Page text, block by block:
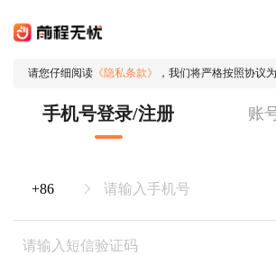
请您仔细阅读 《隐私条款》 ，我们将严格按照协议
手机号登录/注册 账